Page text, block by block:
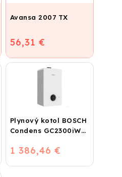
Avansa 2007 TX
56,31 €
Plynový kotol BOSCH
Condens GC2300iW
kondenzačný
1 386,46 €